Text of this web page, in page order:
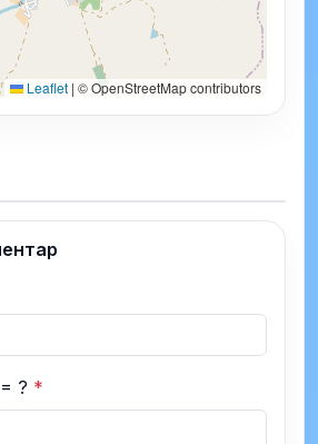
Leaflet | © OpenStreetMap contributors
? *